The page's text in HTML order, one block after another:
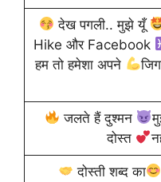
देख पगली.. मुझे यूँ
Hike‬ और Facebook‬
हम तो हमेशा अपने
जलते हैं दुश्मन
दोस्त
दोस्ती शब्द का